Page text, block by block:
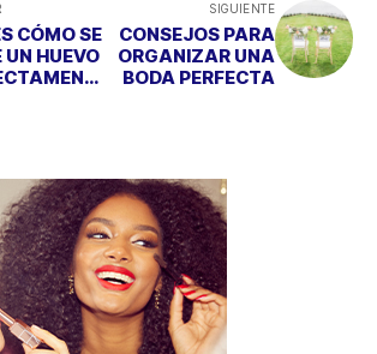
CÓMO SE
UN HUEVO
SIGUIENTE
CONSEJOS PARA
ORGANIZAR UNA
BODA PERFECTA